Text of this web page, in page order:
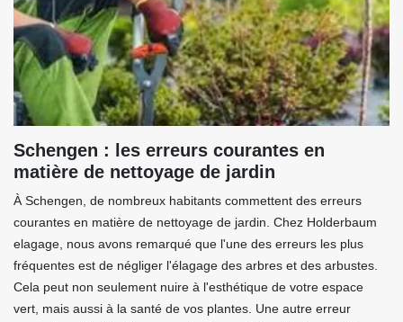
Schengen : les erreurs courantes en
matière de nettoyage de jardin
À Schengen, de nombreux habitants commettent des erreurs
courantes en matière de nettoyage de jardin. Chez Holderbaum
elagage, nous avons remarqué que l'une des erreurs les plus
fréquentes est de négliger l'élagage des arbres et des arbustes.
Cela peut non seulement nuire à l'esthétique de votre espace
vert, mais aussi à la santé de vos plantes. Une autre erreur